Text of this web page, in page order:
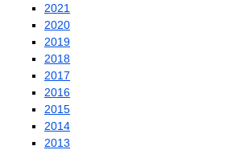
2021
2020
2019
2018
2017
2016
2015
2014
2013